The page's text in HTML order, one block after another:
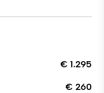
€ 1.295
€ 260